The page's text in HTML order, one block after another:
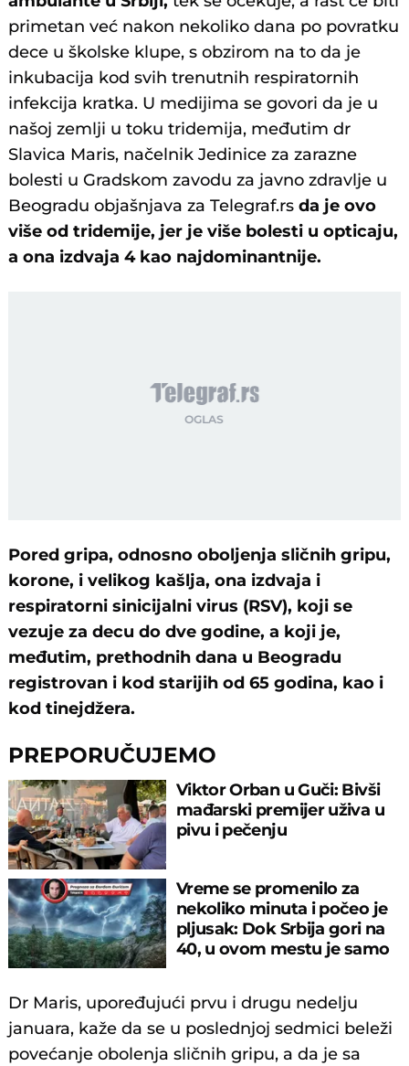
primetan već nakon nekoliko dana po povratku
dece u školske klupe, s obzirom na to da je
inkubacija kod svih trenutnih respiratornih
infekcija kratka. U medijima se govori da je u
našoj zemlji u toku tridemija, međutim dr
Slavica Maris, načelnik Jedinice za zarazne
bolesti u Gradskom zavodu za javno zdravlje u
Beogradu objašnjava za Telegraf.rs da je ovo
više od tridemije, jer je više bolesti u opticaju,
a ona izdvaja 4 kao najdominantnije.
Pored gripa, odnosno oboljenja sličnih gripu,
korone, i velikog kašlja, ona izdvaja i
respiratorni sinicijalni virus (RSV), koji se
vezuje za decu do dve godine, a koji je,
međutim, prethodnih dana u Beogradu
registrovan i kod starijih od 65 godina, kao i
kod tinejdžera.
PREPORUČUJEMO
Viktor Orban u Guči: Bivši
mađarski premijer uživa u
pivu i pečenju
Vreme se promenilo za
nekoliko minuta i počeo je
pljusak: Dok Srbija gori na
40, u ovom mestu je samo
Dr Maris, upoređujući prvu i drugu nedelju
januara, kaže da se u poslednjoj sedmici beleži
povećanje obolenja sličnih gripu, a da je sa